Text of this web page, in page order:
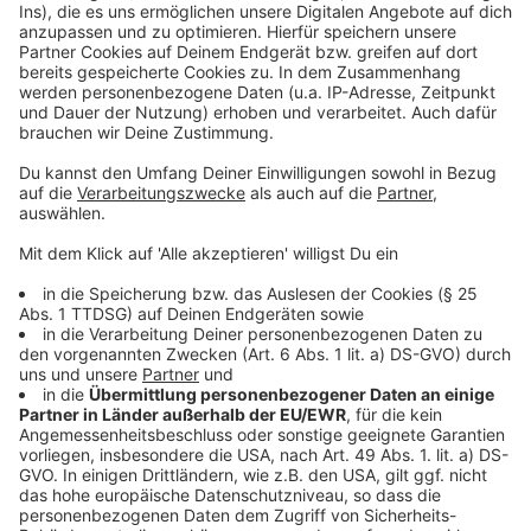
Zustimmung, um den YouTube
Video-Service zu laden!
Wir verwenden einen Service eines
Drittanbieters, um Videoinhalte
einzubetten. Dieser Service kann
Daten zu Ihren Aktivitäten
sammeln. Bitte lesen Sie die
Nutzung des Service zu, um dieses
Mehr Informationen
Akzeptieren
powered byUsercentrics Consent
Management Platform
Der Track "Teufel" von den Toten Hosen - aus dem
neuen Album "Alles aus Liebe"
Anzeige